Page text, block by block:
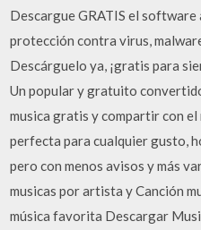
Descargue GRATIS el
protección contra virus,
Descárguelo ya, ¡gratis para
Un popular y gratuito
musica gratis y compartir con el
perfecta para cualquier gusto,
pero con menos avisos y más
musicas por artista y Canción
música favorita Descargar